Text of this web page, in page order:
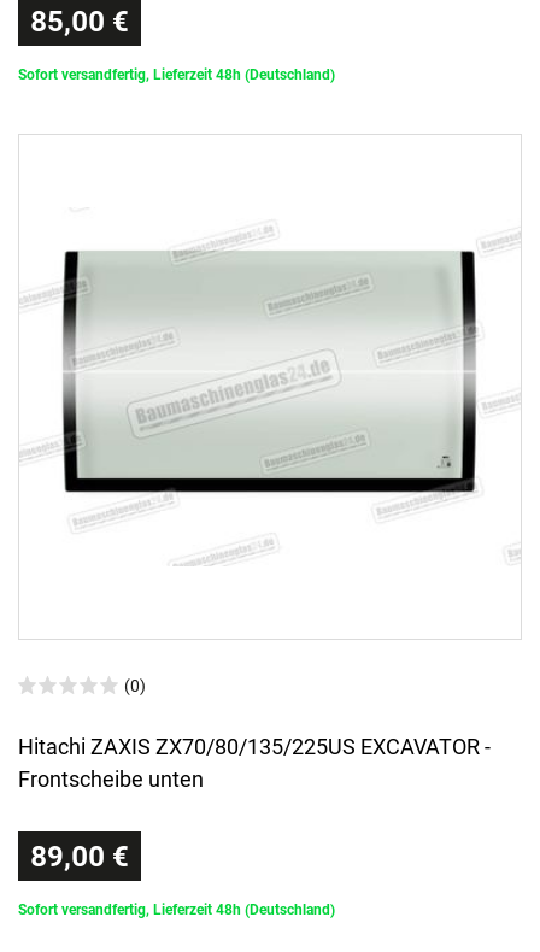
85,00 €
Sofort versandfertig, Lieferzeit 48h (Deutschland)
(0)
Hitachi ZAXIS ZX70/80/135/225US EXCAVATOR -
Frontscheibe unten
89,00 €
Sofort versandfertig, Lieferzeit 48h (Deutschland)